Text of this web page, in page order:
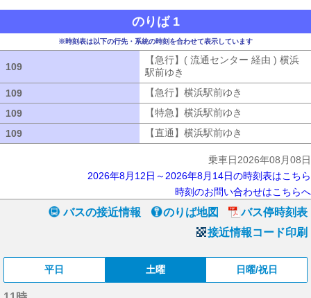
のりば 1
※時刻表は以下の行先・系統の時刻を合わせて表示しています
109
【急行】( 流通センター 経由 ) 横浜
駅前ゆき
109
【急行】横浜駅前ゆき
109
【特急】横浜駅前ゆき
109
【直通】横浜駅前ゆき
乗車日2026年08月08日
2026年8月12日～2026年8月14日の時刻表はこちら
時刻のお問い合わせはこちらへ
バスの接近情報 のりば地図
バス停時刻表
接近情報コード印刷
平日 土曜 日曜/祝日